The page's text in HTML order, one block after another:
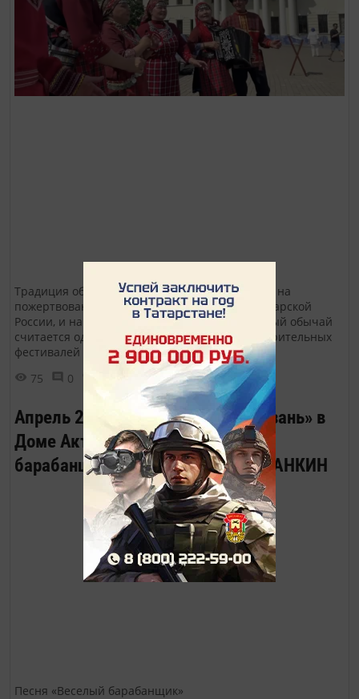
Традиция обменивать белые бумажные цветы на
пожертвования зародилась ещё во времена царской
России, и на данный момент этот возрожденный обычай
считается одним из самых красивых благотворительных
фестивалей в Казанской епархии.
75
0
Апрель 2023. Вечер журнала «Казань» в
Доме Актёра. Песню «Весёлый
барабанщик» исполняет Роман ЛАНКИН
Песня «Веселый барабанщик»